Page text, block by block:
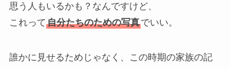
思う人もいるかも？なんですけど、
これって自分たちのための写真でいい。
誰かに見せるためじゃなく、この時期の家族の記